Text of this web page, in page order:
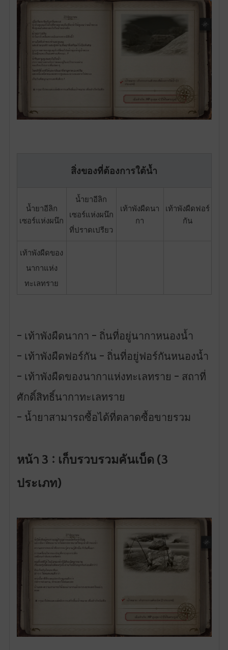
สิ่งของที่ต้องการใต้น้ำ
น้ำยาอีลิก
เซอร์แห่งผนึก
น้ำยาอีลิก
เซอร์แห่งผนึก
ที่ปราดเปรียว
เท้าพังผืดนา
กา
เท้าพังผืดฟอร์
กัน
เท้าพังผืดของ
นากาแห่ง
ทะเลทราย
- เท้าพังผืดนากา - ถิ่นที่อยู่นากาหนองน้ำ
- เท้าพังผืดฟอร์กัน - ถิ่นที่อยู่ฟอร์กันหนองน้ำ
- เท้าพังผืดของนากาแห่งทะเลทราย - สถาที่
ศักดิ์สิทธิ์นากาทะเลทราย
- น้ำยาสามารถซื้อได้ที่ตลาดซื้อขายรวม
หน้า 3 : เก็บรวบรวมคันเบ็ด (3
ประเภท)